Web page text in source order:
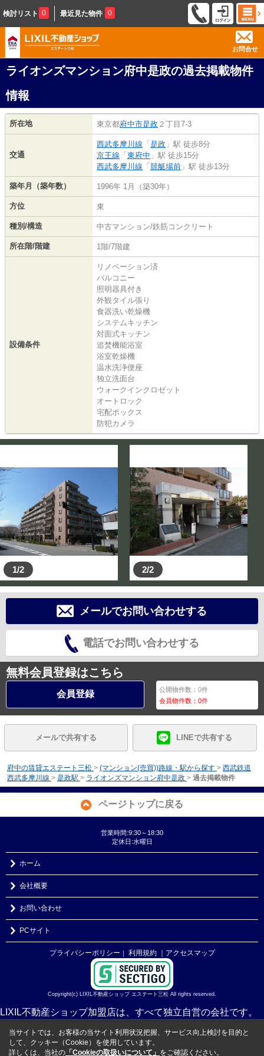
検討リスト 0 最近見た物件 0
お問合せ
ライオンズマンション府中是政の過去掲載物件
情報
所在地 東京都府中市是政 ２丁目7-3
交通
西武多摩川線 「 是政 」駅 徒歩8分
京王線 「 東府中 」駅 徒歩15分
西武多摩川線 「 競艇場前 」駅 徒歩13分
築年月（築年数） 1996年 1月（築30年）
方位 東
種別/構造 中古マンション/鉄筋コンクリート
所在階/階建 1階/7階建
設備条件
リノベーション済
バルコニー
照明器具付き
外観タイル張り
食器洗い乾燥機
システムキッチン
対面式キッチン
追焚機能浴室
浴室乾燥機
温水洗浄便座
独立洗面台
ウォークインクロゼット
オートロック
宅配ボックス
防犯カメラ
1/2 2/2
メールでお問い合わせする
電話でお問い合わせする
無料会員登録はこちら
会員登録 公開物件数：0件
会員物件数：0件
メールで共有する LINEで共有する
府中の賃貸エステート三松 > (マンション(売買))路線・駅から探す > 西武鉄道
西武多摩川線 > 是政駅 > ライオンズマンション府中是政 > 過去掲載物件
ページトップに戻る
営業時間:9:30～18:30
定休日:水曜日
ホーム
会社概要
お問い合わせ
PCサイト
プライバシーポリシー ｜ 利用規約 ｜アクセスマップ
Copyright(c) LIXIL不動産ショップ エステート三松 All rights reserved.
LIXIL不動産ショップ加盟店は、すべて独立自営の会社です。
当サイトでは、お客様の当サイト利用状況把握、サービス向上検討を目的と
して、クッキー（Cookie）を使用しています。
詳しくは、当社の 「Cookieの取扱いについて」 をご確認ください。